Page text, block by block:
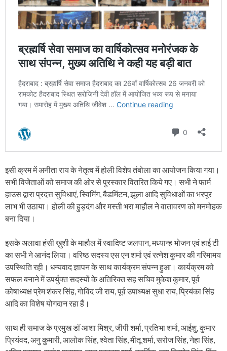
इसी क्रम में अनीता राय के नेतृत्व में होली विशेष तंबोला का आयोजन किया गया।
सभी विजेताओं को समाज की ओर से पुरस्कार वितरित किये गए। सभी ने फार्म
हाउस द्वारा प्रदत्त सुविधाएं, स्विमिंग, बैडमिंटन, झूला आदि सुविधाओं का भरपूर
लाभ भी उठाया। होली की हुड़दंग और मस्ती भरा माहौल ने वातावरण को मनमोहक
बना दिया।
इसके अलावा हंसी ख़ुशी के माहौल में स्वादिष्ट जलपान, मध्यान्ह भोजन एवं हाई टी
का सभी ने आनंद लिया। वरिष्ठ सदस्य एस एन शर्मा एवं रत्नेश कुमार की गरिमामय
उपस्थिति रही। धन्यवाद ज्ञापन के साथ कार्यक्रम संपन्न हुआ। कार्यक्रम को
सफल बनाने में उपर्युक्त सदस्यों के अतिरिक्त सह सचिव मुकेश कुमार, पूर्व
कोषाध्यक्ष प्रेम शंकर सिंह, गोविंद जी राय, पूर्व उपाध्यक्ष सुधा राय, प्रियंका सिंह
आदि का विशेष योगदान रहा हैं।
साथ ही समाज के प्रमुख डॉ आशा मिश्र, जीपी शर्मा, प्रतिभा शर्मा, आईशु, कुमार
प्रियंवद, अनु कुमारी, आलोक सिंह, श्वेता सिंह, मीतू शर्मा, सरोज सिंह, नेहा सिंह,